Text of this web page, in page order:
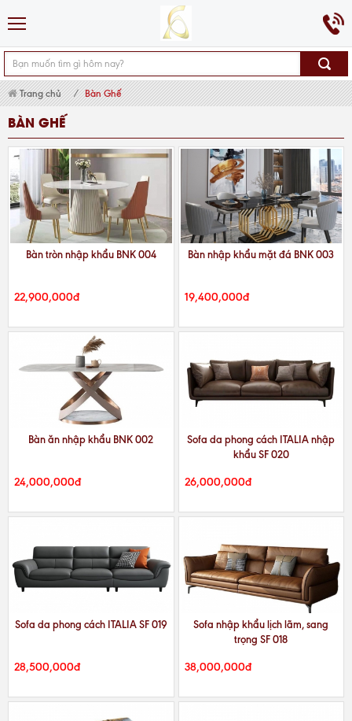
Trang chủ Bàn Ghế
BÀN GHẾ
Bàn tròn nhập khẩu BNK 004
22,900,000đ
Bàn nhập khẩu mặt đá BNK 003
19,400,000đ
Bàn ăn nhập khẩu BNK 002
24,000,000đ
Sofa da phong cách ITALIA nhập
khẩu SF 020
26,000,000đ
Sofa da phong cách ITALIA SF 019
28,500,000đ
Sofa nhập khẩu lịch lãm, sang
trọng SF 018
38,000,000đ